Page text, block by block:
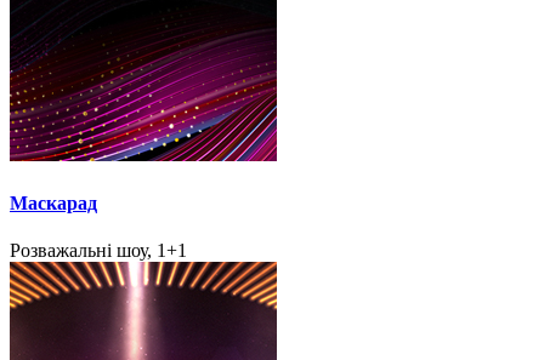
Маскарад
Розважальні шоу, 1+1